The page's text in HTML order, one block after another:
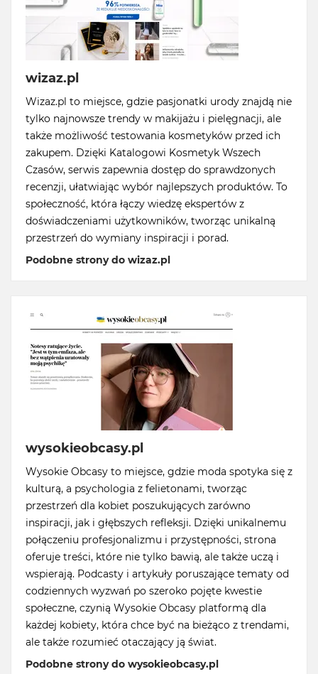
wizaz.pl
Wizaz.pl to miejsce, gdzie pasjonatki urody znajdą nie
tylko najnowsze trendy w makijażu i pielęgnacji, ale
także możliwość testowania kosmetyków przed ich
zakupem. Dzięki Katalogowi Kosmetyk Wszech
Czasów, serwis zapewnia dostęp do sprawdzonych
recenzji, ułatwiając wybór najlepszych produktów. To
społeczność, która łączy wiedzę ekspertów z
doświadczeniami użytkowników, tworząc unikalną
przestrzeń do wymiany inspiracji i porad.
Podobne strony do wizaz.pl
wysokieobcasy.pl
Wysokie Obcasy to miejsce, gdzie moda spotyka się z
kulturą, a psychologia z felietonami, tworząc
przestrzeń dla kobiet poszukujących zarówno
inspiracji, jak i głębszych refleksji. Dzięki unikalnemu
połączeniu profesjonalizmu i przystępności, strona
oferuje treści, które nie tylko bawią, ale także uczą i
wspierają. Podcasty i artykuły poruszające tematy od
codziennych wyzwań po szeroko pojęte kwestie
społeczne, czynią Wysokie Obcasy platformą dla
każdej kobiety, która chce być na bieżąco z trendami,
ale także rozumieć otaczający ją świat.
Podobne strony do wysokieobcasy.pl